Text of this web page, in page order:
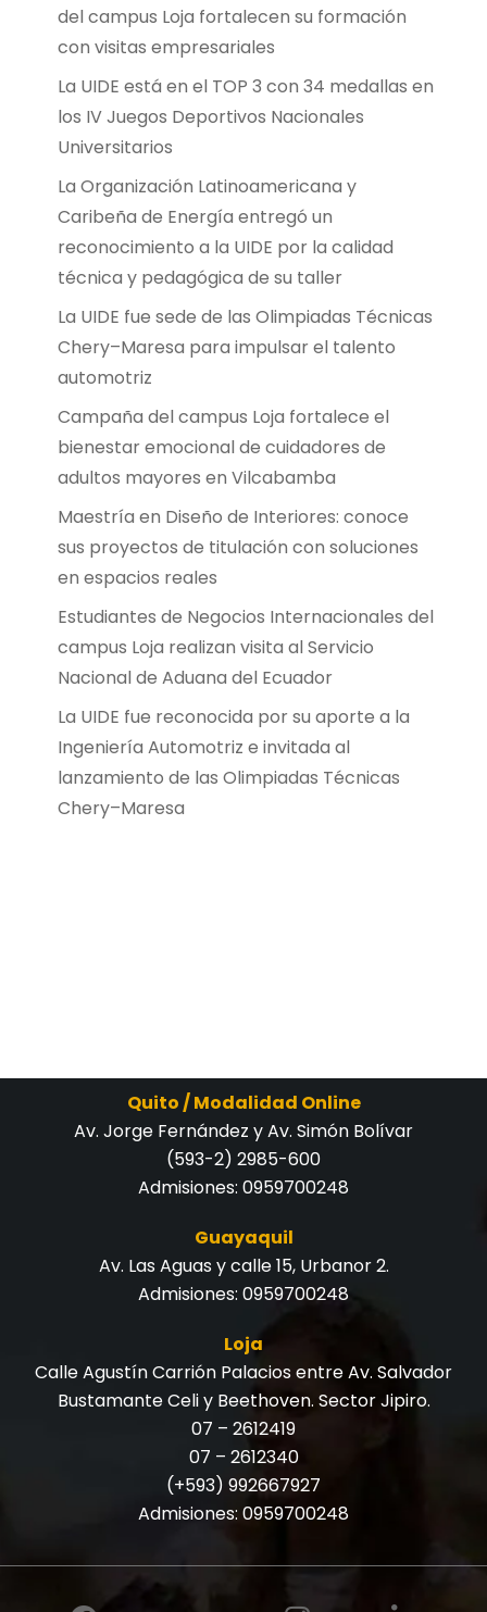
del campus Loja fortalecen su formación
con visitas empresariales
La UIDE está en el TOP 3 con 34 medallas en
los IV Juegos Deportivos Nacionales
Universitarios
La Organización Latinoamericana y
Caribeña de Energía entregó un
reconocimiento a la UIDE por la calidad
técnica y pedagógica de su taller
La UIDE fue sede de las Olimpiadas Técnicas
Chery–Maresa para impulsar el talento
automotriz
Campaña del campus Loja fortalece el
bienestar emocional de cuidadores de
adultos mayores en Vilcabamba
Maestría en Diseño de Interiores: conoce
sus proyectos de titulación con soluciones
en espacios reales
Estudiantes de Negocios Internacionales del
campus Loja realizan visita al Servicio
Nacional de Aduana del Ecuador
La UIDE fue reconocida por su aporte a la
Ingeniería Automotriz e invitada al
lanzamiento de las Olimpiadas Técnicas
Chery–Maresa
Quito / Modalidad Online
Av. Jorge Fernández y Av. Simón Bolívar
(593-2) 2985-600
Admisiones: 0959700248
Guayaquil
Av. Las Aguas y calle 15, Urbanor 2.
Admisiones: 0959700248
Loja
Calle Agustín Carrión Palacios entre Av. Salvador
Bustamante Celi y Beethoven. Sector Jipiro.
07 – 2612419
07 – 2612340
(+593) 992667927
Admisiones: 0959700248